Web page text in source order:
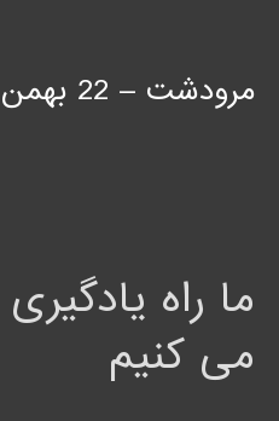
مرودشت – 22 بهمن شمالی
ما راه
می کنیم